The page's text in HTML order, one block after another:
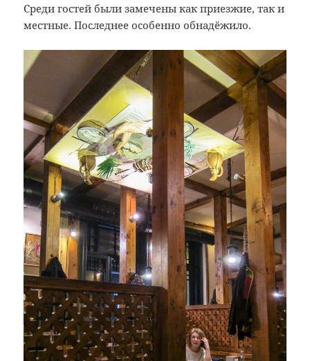
Среди гостей были замечены как приезжие, так и
местные. Последнее особенно обнадёжило.